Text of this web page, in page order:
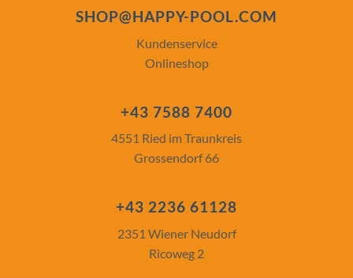
SHOP@HAPPY-POOL.COM
Kundenservice
Onlineshop
+43 7588 7400
4551 Ried im Traunkreis
Grossendorf 66
+43 2236 61128
2351 Wiener Neudorf
Ricoweg 2